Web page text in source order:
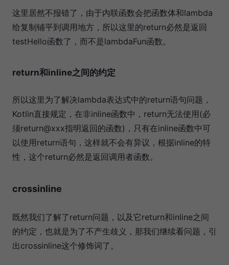
这里居然不报错了，由于内联函数会把函数体和lambda
给复制铺平到调用地方，所以这里的return必然是返回
testHello函数了，而不是lambdaFun函数。
return和inline之间的约定
所以这里为了解决lambda表达式中的return语句问题，
Kotlin直接规定，在非inline函数中，return无法使用(必
须return@xxx指明返回的函数)，只有在inline函数中可
以使用return语句，这样就不会有异议，根据inline的特
性，这个return必然是返回调用者函数。
crossinline
既然我们了解了return问题，以及它return和inline之间
的约定，也就是为了不产生歧义，那我们继续看问题，引
出crossinline这个修饰词了。